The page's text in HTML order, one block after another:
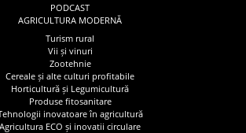
PODCAST
AGRICULTURA MODERNĂ
Turism rural
Vii și vinuri
Zootehnie
Cereale și alte culturi profitabile
Horticultură și Legumicultură
Produse fitosanitare
inovatoare în agricultură
Agricultura ECO și inovatii circulare